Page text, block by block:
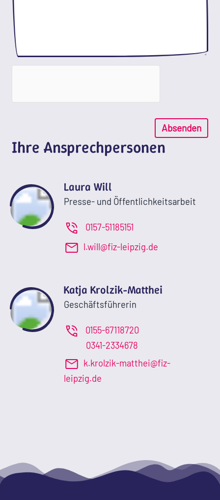
Absenden
Ihre Ansprechpersonen
Laura Will
Presse- und Öffentlichkeitsarbeit
0157-51185151
l.will@fiz-leipzig.de
Katja Krolzik-Matthei
Geschäftsführerin
0155-67118720
0341-2334678
k.krolzik-matthei@fiz-
leipzig.de